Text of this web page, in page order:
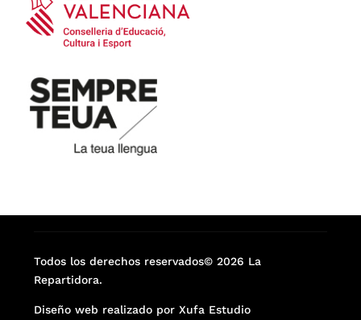
Todos los derechos reservados© 2026 La
Repartidora.
Diseño web realizado por Xufa Estudio